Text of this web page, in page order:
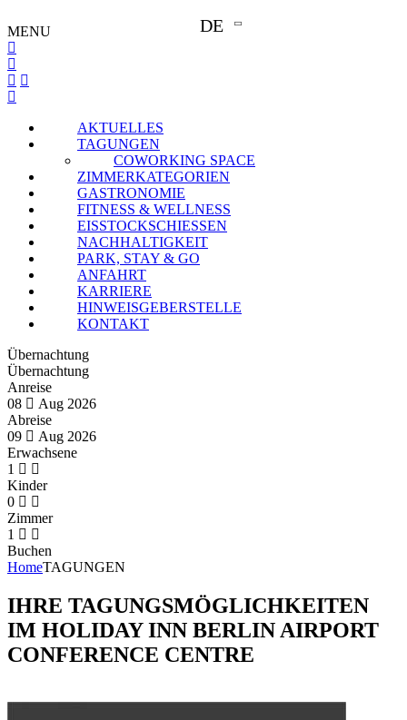
MENU DE
AKTUELLES
TAGUNGEN
COWORKING SPACE
ZIMMERKATEGORIEN
GASTRONOMIE
FITNESS & WELLNESS
EISSTOCKSCHIESSEN
NACHHALTIGKEIT
PARK, STAY & GO
ANFAHRT
KARRIERE
HINWEISGEBERSTELLE
KONTAKT
Übernachtung
Übernachtung
Anreise
08
Aug 2026
Abreise
09
Aug 2026
Erwachsene
1
Kinder
0
Zimmer
1
Buchen
HomeTAGUNGEN
IHRE TAGUNGSMÖGLICHKEITEN
IM HOLIDAY INN BERLIN AIRPORT
CONFERENCE CENTRE